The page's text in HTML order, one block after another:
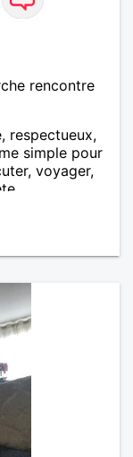
rencontre
respectueux,
simple pour
voyager,